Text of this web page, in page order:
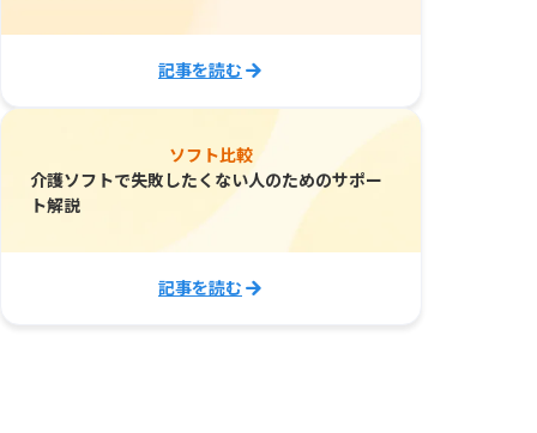
記事を読む
ソフト比較
介護ソフトで失敗したくない人のためのサポー
ト解説
記事を読む